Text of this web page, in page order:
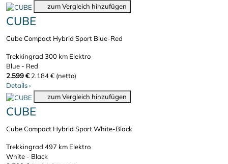
zum Vergleich hinzufügen
CUBE
Cube Compact Hybrid Sport Blue-Red
Trekkingrad 300 km Elektro
Blue - Red
2.599 € 2.184 € (netto)
Details›
zum Vergleich hinzufügen
CUBE
Cube Compact Hybrid Sport White-Black
Trekkingrad 497 km Elektro
White - Black